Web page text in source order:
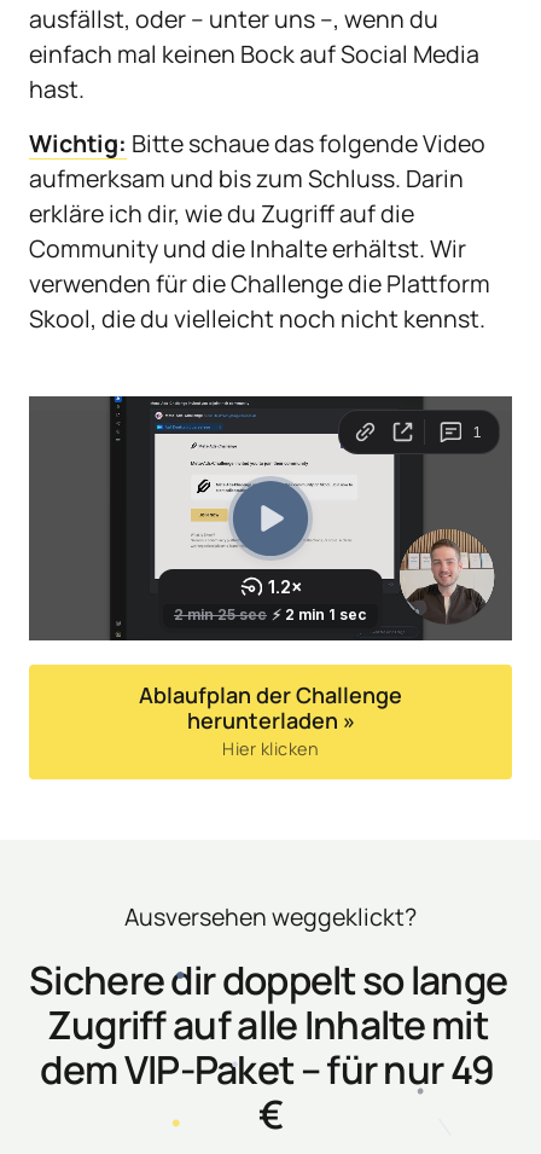
ausfällst, oder – unter uns –, wenn du
einfach mal keinen Bock auf Social Media
hast.
Wichtig: Bitte schaue das folgende Video
aufmerksam und bis zum Schluss. Darin
erkläre ich dir, wie du Zugriff auf die
Community und die Inhalte erhältst. Wir
verwenden für die Challenge die Plattform
Skool, die du vielleicht noch nicht kennst.
Ablaufplan der Challenge
herunterladen »
Hier klicken
Ausversehen weggeklickt?
Sichere dir doppelt so lange
Zugriff auf alle Inhalte mit
dem VIP-Paket – für nur 49
€